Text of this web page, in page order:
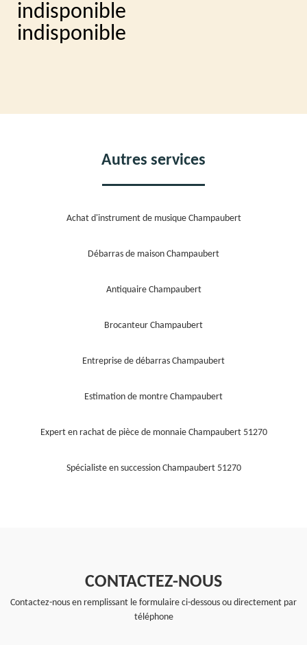
indisponible
indisponible
Autres services
Achat d'instrument de musique Champaubert
Débarras de maison Champaubert
Antiquaire Champaubert
Brocanteur Champaubert
Entreprise de débarras Champaubert
Estimation de montre Champaubert
Expert en rachat de pièce de monnaie Champaubert 51270
Spécialiste en succession Champaubert 51270
CONTACTEZ-NOUS
Contactez-nous en remplissant le formulaire ci-dessous ou directement par
téléphone